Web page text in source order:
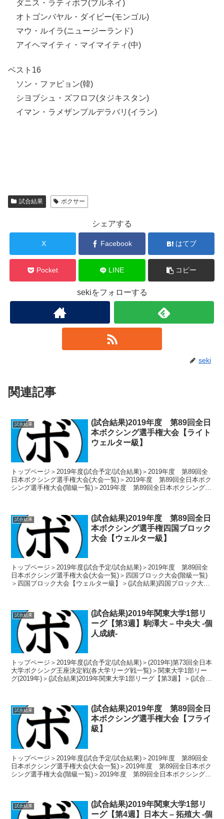
ダニス・ラティポフ(ブルネイ)
オトゴンバヤル・ダイビー(モンゴル)
マウ・ルイラ(ニュージーランド)
アイヘマイティ・マイマイティ(中)
ベスト16
ソン・ファピョン(韓)
シヨブシュ・ズフロフ(タジキスタン)
イマン・ラメザンプルデラバリ(イラン)
試合結果 ボクサー
シェアする
X Facebook はてブ
Pocket LINE コピー
sekiをフォローする
seki
関連記事
試合結果
(試合結果)2019年度 第89回全日
本ボクシング選手権大会【ライト
ウェルター級】
トップページ＞2019年度(試合予定/試合結果)＞2019年度 第89回全
日本ボクシング選手権大会(大会一覧)＞2019年度 第89回全日本ボク
シング選手権大会(階級一覧)＞2019年度 第89回全日本ボクシング選
試合結果
(試合結果)2019年度 第89回全日
本ボクシング選手権四国ブロック
大会【ウェルター級】
トップページ＞2019年度(試合予定/試合結果)＞2019年度 第89回全
日本ボクシング選手権大会(大会一覧)＞四国ブロック大会(階級一覧)
＞四国ブロック大会【ウェルター級】＞(試合結果)四国ブロック大会
試合結果
(試合結果)2019年関東大学1部リ
ーグ【第3週】駒澤大 – 中央大 -個
人成績-
トップページ＞2019年度(試合予定/試合結果)＞(2019年)第73回全日本
大学ボクシング王座決定戦(各大学リーグ戦一覧)＞関東大学1部リー
グ(2019年)＞(試合結果)2019年関東大学1部リーグ【第3週】＞(試合結
試合結果
(試合結果)2019年度 第89回全日
本ボクシング選手権大会【フライ
級】
トップページ＞2019年度(試合予定/試合結果)＞2019年度 第89回全
日本ボクシング選手権大会(大会一覧)＞2019年度 第89回全日本ボク
シング選手権大会(階級一覧)＞2019年度 第89回全日本ボクシング選
試合結果
(試合結果)2019年関東大学1部リ
ーグ【第4週】日本大 – 拓殖大 -個